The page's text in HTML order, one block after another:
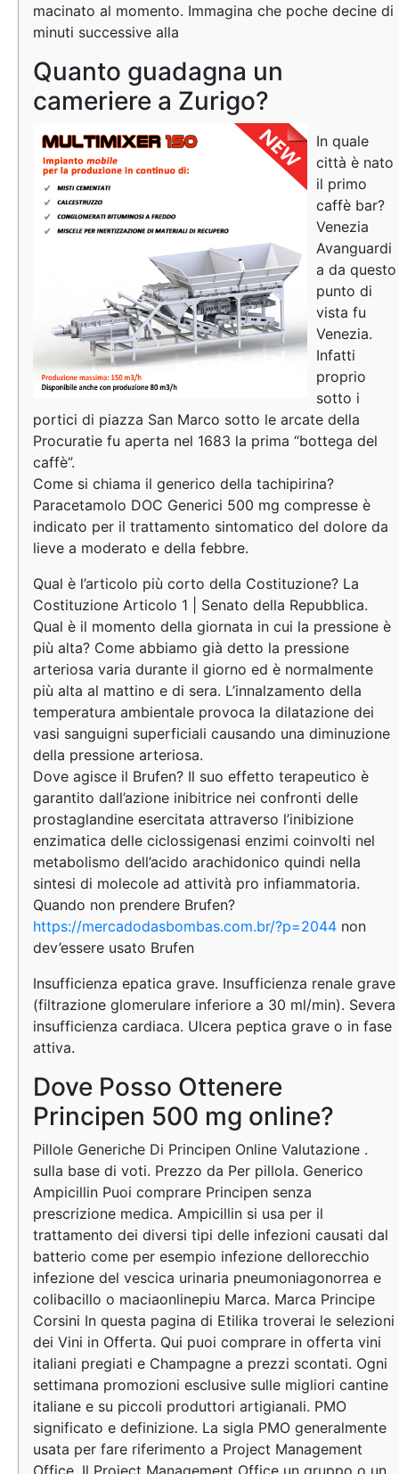
macinato al momento. Immagina che poche decine di
minuti successive alla
Quanto guadagna un
cameriere a Zurigo?
In quale
città è nato
il primo
caffè bar?
Venezia
Avanguardi
a da questo
punto di
vista fu
Venezia.
Infatti
proprio
sotto i
portici di piazza San Marco sotto le arcate della
Procuratie fu aperta nel 1683 la prima “bottega del
caffè”.
Come si chiama il generico della tachipirina?
Paracetamolo DOC Generici 500 mg compresse è
indicato per il trattamento sintomatico del dolore da
lieve a moderato e della febbre.
Qual è l’articolo più corto della Costituzione? La
Costituzione Articolo 1 | Senato della Repubblica.
Qual è il momento della giornata in cui la pressione è
più alta? Come abbiamo già detto la pressione
arteriosa varia durante il giorno ed è normalmente
più alta al mattino e di sera. L’innalzamento della
temperatura ambientale provoca la dilatazione dei
vasi sanguigni superficiali causando una diminuzione
della pressione arteriosa.
Dove agisce il Brufen? Il suo effetto terapeutico è
garantito dall’azione inibitrice nei confronti delle
prostaglandine esercitata attraverso l’inibizione
enzimatica delle ciclossigenasi enzimi coinvolti nel
metabolismo dell’acido arachidonico quindi nella
sintesi di molecole ad attività pro infiammatoria.
Quando non prendere Brufen?
https://mercadodasbombas.com.br/?p=2044 non
dev’essere usato Brufen
Insufficienza epatica grave. Insufficienza renale grave
(filtrazione glomerulare inferiore a 30 ml/min). Severa
insufficienza cardiaca. Ulcera peptica grave o in fase
attiva.
Dove Posso Ottenere
Principen 500 mg online?
Pillole Generiche Di Principen Online Valutazione .
sulla base di voti. Prezzo da Per pillola. Generico
Ampicillin Puoi comprare Principen senza
prescrizione medica. Ampicillin si usa per il
trattamento dei diversi tipi delle infezioni causati dal
batterio come per esempio infezione dellorecchio
infezione del vescica urinaria pneumoniagonorrea e
colibacillo o maciaonlinepiu Marca. Marca Principe
Corsini In questa pagina di Etilika troverai le selezioni
dei Vini in Offerta. Qui puoi comprare in offerta vini
italiani pregiati e Champagne a prezzi scontati. Ogni
settimana promozioni esclusive sulle migliori cantine
italiane e su piccoli produttori artigianali. PMO
significato e definizione. La sigla PMO generalmente
usata per fare riferimento a Project Management